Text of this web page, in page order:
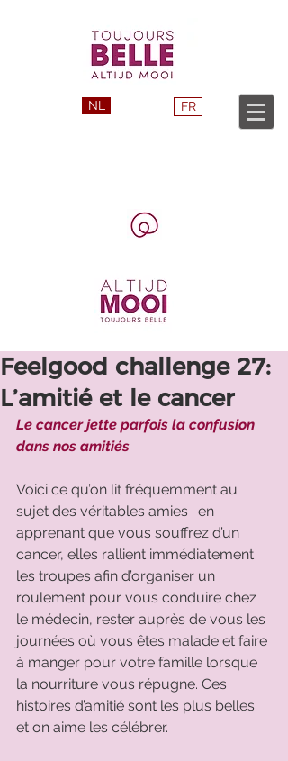
NL FR
Feelgood challenge 27:
L’amitié et le cancer
Le cancer jette parfois la confusion
dans nos amitiés
Voici ce qu’on lit fréquemment au
sujet des véritables amies : en
apprenant que vous souffrez d’un
cancer, elles rallient immédiatement
les troupes afin d’organiser un
roulement pour vous conduire chez
le médecin, rester auprès de vous les
journées où vous êtes malade et faire
à manger pour votre famille lorsque
la nourriture vous répugne. Ces
histoires d’amitié sont les plus belles
et on aime les célébrer.